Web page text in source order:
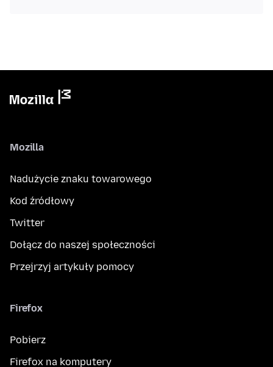
Mozilla
Nadużycie znaku towarowego
Kod źródłowy
Twitter
Dołącz do naszej społeczności
Przejrzyj artykuły pomocy
Firefox
Pobierz
Firefox na komputery